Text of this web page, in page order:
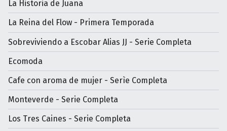
La Historia de Juana
La Reina del Flow - Primera Temporada
Sobreviviendo a Escobar Alias JJ - Serie Completa
Ecomoda
Cafe con aroma de mujer - Serìe Completa
Monteverde - Serie Completa
Los Tres Caines - Serie Completa